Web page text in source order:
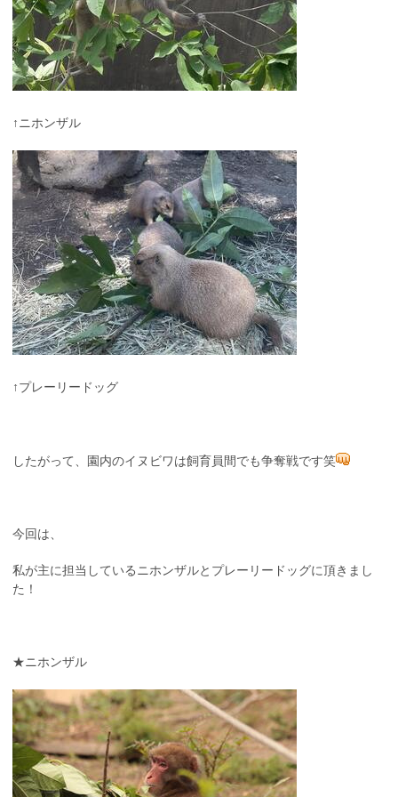
↑ニホンザル
↑プレーリードッグ
したがって、園内のイヌビワは飼育員間でも争奪戦です笑
今回は、
私が主に担当しているニホンザルとプレーリードッグに頂きまし
た！
★ニホンザル